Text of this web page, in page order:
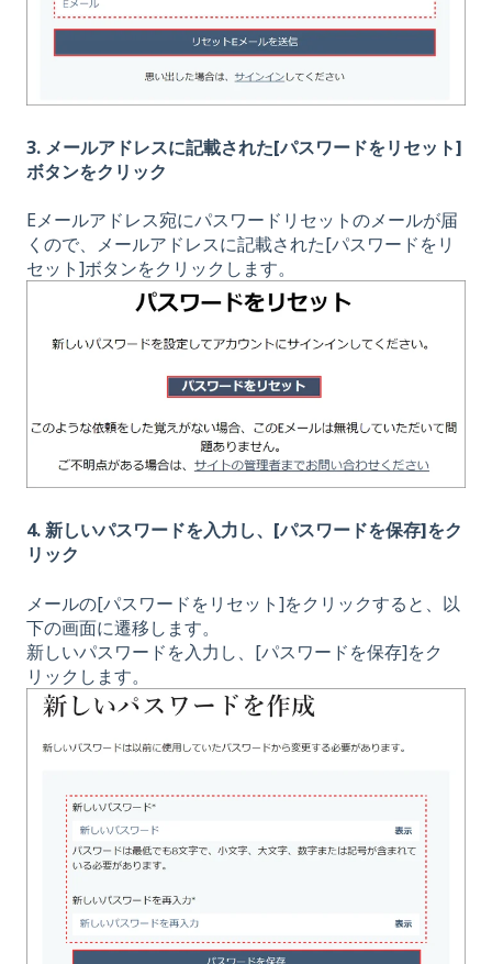
3. メールアドレスに記載された[パスワードをリセット]
ボタンをクリック
Eメールアドレス宛にパスワードリセットのメールが届
くので、メールアドレスに記載された[パスワードをリ
セット]ボタンをクリックします。
4. 新しいパスワードを入力し、[パスワードを保存]をク
リック
メールの[パスワードをリセット]をクリックすると、以
下の画面に遷移します。
新しいパスワードを入力し、[パスワードを保存]をク
リックします。